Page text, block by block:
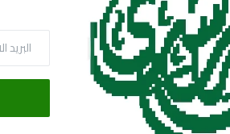
البريد الالكترونى